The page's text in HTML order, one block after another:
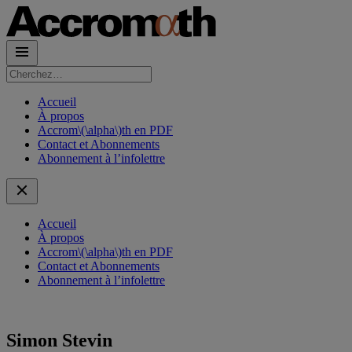
Rechercher :
Accueil
À propos
Accrom\(\alpha\)th en PDF
Contact et Abonnements
Abonnement à l’infolettre
Accueil
À propos
Accrom\(\alpha\)th en PDF
Contact et Abonnements
Abonnement à l’infolettre
Simon Stevin